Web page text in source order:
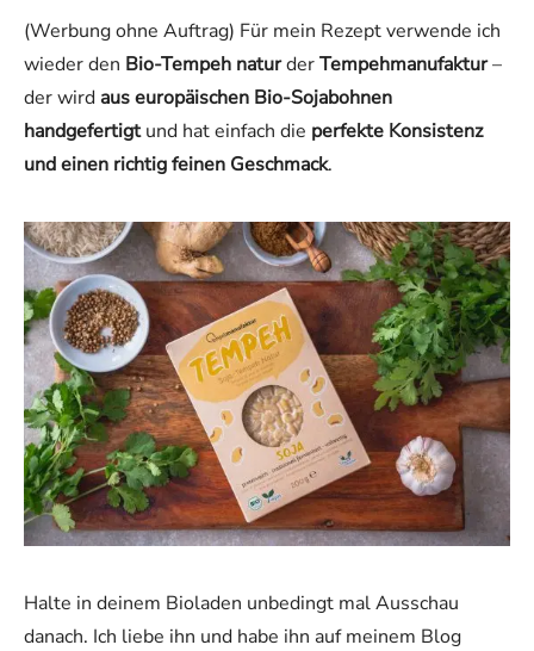
(Werbung ohne Auftrag) Für mein Rezept verwende ich
wieder den Bio-Tempeh naturderTempehmanufaktur–
der wird aus europäischen Bio-Sojabohnen
handgefertigtund hat einfach die perfekte Konsistenz
und einen richtig feinen Geschmack.
Halte in deinem Bioladen unbedingt mal Ausschau
danach. Ich liebe ihn und habe ihn auf meinem Blog